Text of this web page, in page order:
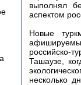
выполнял
аспектом
Новые
российско-
Ташаузе,
несколько